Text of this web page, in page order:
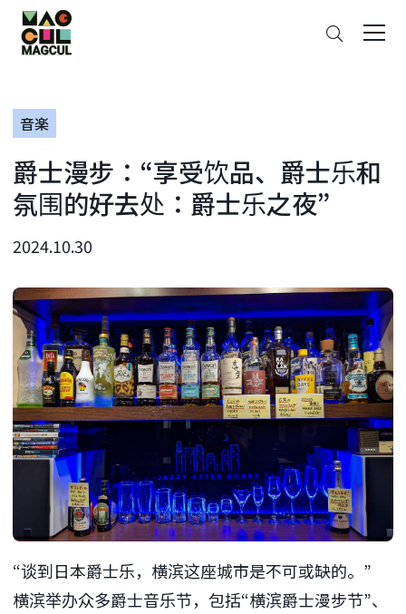
ン
テ
ン
に
ス
ッ
プ
音楽
爵士漫步：“享受饮品、爵士乐和
氛围的好去处：爵士乐之夜”
2024.10.30
“谈到日本爵士乐，横滨这座城市是不可或缺的。”
横滨举办众多爵士音乐节，包括“横滨爵士漫步节”、